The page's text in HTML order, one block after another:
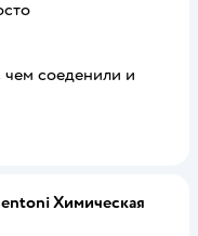
чем соеденили и
Химическая